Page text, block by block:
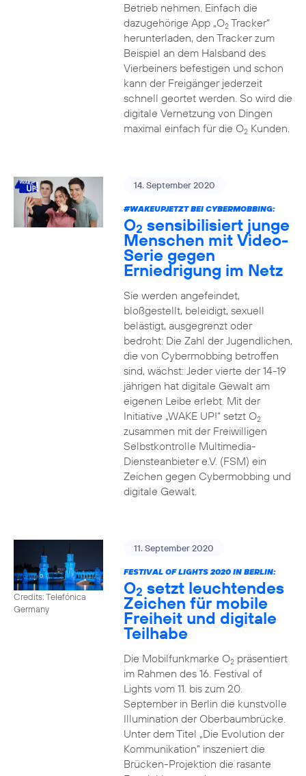
Betrieb nehmen. Einfach die
dazugehörige App „O2Tracker“
herunterladen, den Tracker zum
Beispiel an dem Halsband des
Vierbeiners befestigen und schon
kann der Freigänger jederzeit
schnell geortet werden. So wird die
digitale Vernetzung von Dingen
maximal einfach für die O2Kunden.
14. September 2020
#WAKEUPJETZT BEI CYBERMOBBING:
O2 sensibilisiert junge
Menschen mit Video-
Serie gegen
Erniedrigung im Netz
Sie werden angefeindet,
bloßgestellt, beleidigt, sexuell
belästigt, ausgegrenzt oder
bedroht: Die Zahl der Jugendlichen,
die von Cybermobbing betroffen
sind, wächst: Jeder vierte der 14-19
jährigen hat digitale Gewalt am
eigenen Leibe erlebt. Mit der
Initiative „WAKE UP!“ setzt O2
zusammen mit der Freiwilligen
Selbstkontrolle Multimedia-
Diensteanbieter e.V. (FSM) ein
Zeichen gegen Cybermobbing und
digitale Gewalt.
Credits: Telefónica
Germany
11. September 2020
FESTIVAL OF LIGHTS 2020 IN BERLIN:
O2 setzt leuchtendes
Zeichen für mobile
Freiheit und digitale
Teilhabe
Die Mobilfunkmarke O2präsentiert
im Rahmen des 16. Festival of
Lights vom 11. bis zum 20.
September in Berlin die kunstvolle
Illumination der Oberbaumbrücke.
Unter dem Titel „Die Evolution der
Kommunikation“ inszeniert die
Brücken-Projektion die rasante